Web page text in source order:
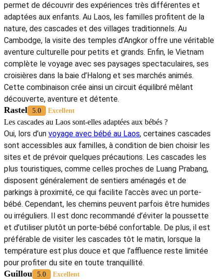
permet de découvrir des expériences très différentes et
adaptées aux enfants. Au Laos, les familles profitent de la
nature, des cascades et des villages traditionnels. Au
Cambodge, la visite des temples d’Angkor offre une véritable
aventure culturelle pour petits et grands. Enfin, le Vietnam
complète le voyage avec ses paysages spectaculaires, ses
croisières dans la baie d’Halong et ses marchés animés.
Cette combinaison crée ainsi un circuit équilibré mêlant
découverte, aventure et détente.
Rastel 5.0 Excellent
Les cascades au Laos sont-elles adaptées aux bébés ?
Oui, lors d’un voyage avec bébé au Laos, certaines cascades
sont accessibles aux familles, à condition de bien choisir les
sites et de prévoir quelques précautions. Les cascades les
plus touristiques, comme celles proches de Luang Prabang,
disposent généralement de sentiers aménagés et de
parkings à proximité, ce qui facilite l’accès avec un porte-
bébé. Cependant, les chemins peuvent parfois être humides
ou irréguliers. Il est donc recommandé d’éviter la poussette
et d’utiliser plutôt un porte-bébé confortable. De plus, il est
préférable de visiter les cascades tôt le matin, lorsque la
température est plus douce et que l’affluence reste limitée
pour profiter du site en toute tranquillité.
Guillou 5.0 Excellent